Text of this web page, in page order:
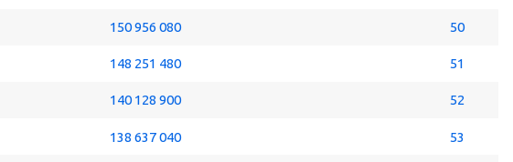
150 956 080 50
148 251 480 51
140 128 900 52
138 637 040 53